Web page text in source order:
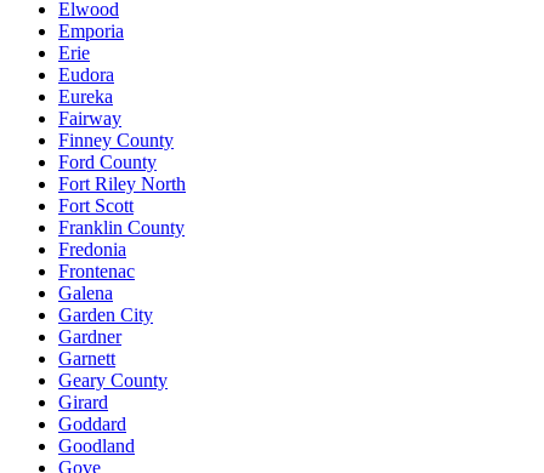
Elwood
Emporia
Erie
Eudora
Eureka
Fairway
Finney County
Ford County
Fort Riley North
Fort Scott
Franklin County
Fredonia
Frontenac
Galena
Garden City
Gardner
Garnett
Geary County
Girard
Goddard
Goodland
Gove